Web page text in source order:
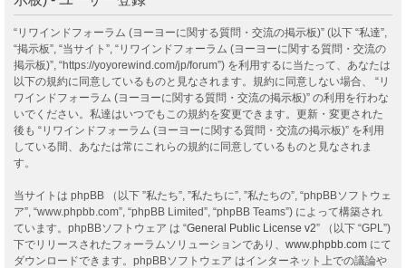
“リワインドフォーラム (ヨーヨーに関する質問・交流の掲示板)” (以下 “私達”,
“掲示板”, “当サイト”, “リワインドフォーラム (ヨーヨーに関する質問・交流の
掲示板)”, “https://yoyorewind.com/jp/forum”) を利用するに当たって、あなたは
以下の規約に同意しているものと見なされます。規約に同意しない場合、 “リ
ワインドフォーラム (ヨーヨーに関する質問・交流の掲示板)” の利用を行わな
いでください。私達はいつでもこの規約を変更できます。更新・変更された
後も “リワインドフォーラム (ヨーヨーに関する質問・交流の掲示板)” を利用
している間、あなたは常にこれらの規約に同意しているものと見なされま
す。
当サイトは phpBB （以下 ”私たち”, ”私たちに”, ”私たちの”, “phpBBソフトウェ
ア”, “www.phpbb.com”, “phpBB Limited”, “phpBB Teams”) によって構築され
ています。phpBBソフトウェア は “General Public License v2” （以下 “GPL”)
下でリリースされたフォーラムソリューションであり、 www.phpbb.com にて
ダウンロードできます。phpBBソフトウェア はインターネット上での議論や